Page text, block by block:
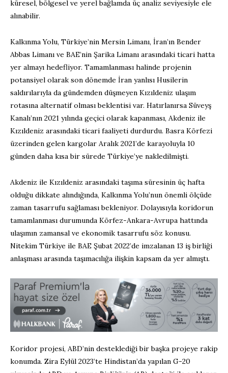
küresel, bölgesel ve yerel bağlamda üç analiz seviyesiyle ele
alınabilir.
Kalkınma Yolu, Türkiye’nin Mersin Limanı, İran’ın Bender
Abbas Limanı ve BAE’nin Şarika Limanı arasındaki ticari hatta
yer almayı hedefliyor. Tamamlanması halinde projenin
potansiyel olarak son dönemde İran yanlısı Husilerin
saldırılarıyla da gündemden düşmeyen Kızıldeniz ulaşım
rotasına alternatif olması beklentisi var. Hatırlanırsa Süveyş
Kanalı’nın 2021 yılında geçici olarak kapanması, Akdeniz ile
Kızıldeniz arasındaki ticari faaliyeti durdurdu. Basra Körfezi
üzerinden gelen kargolar Aralık 2021’de karayoluyla 10
günden daha kısa bir sürede Türkiye’ye nakledilmişti.
Akdeniz ile Kızıldeniz arasındaki taşıma süresinin üç hafta
olduğu dikkate alındığında, Kalkınma Yolu’nun önemli ölçüde
zaman tasarrufu sağlaması bekleniyor. Dolayısıyla koridorun
tamamlanması durumunda Körfez-Ankara-Avrupa hattında
ulaşımın zamansal ve ekonomik tasarrufu söz konusu.
Nitekim Türkiye ile BAE Şubat 2022’de imzalanan 13 iş birliği
anlaşması arasında taşımacılığa ilişkin kapsam da yer almıştı.
Koridor projesi, ABD’nin desteklediği bir başka projeye rakip
konumda. Zira Eylül 2023’te Hindistan’da yapılan G-20